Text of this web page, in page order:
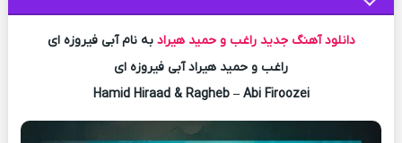
دانلود آهنگ جدید راغب و حمید هیراد به نام آبی فیروزه ای
راغب و حمید هیراد آبی فیروزه ای
Hamid Hiraad & Ragheb – Abi Firoozei